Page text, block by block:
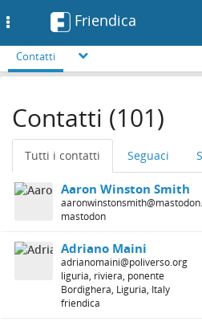
Friendica
Contatti
Contatti (101)
Tutti i contatti Seguaci
Aaron Winston Smith
mastodon
Adriano Maini
adrianomaini@poliverso.org
liguria, riviera, ponente
Bordighera, Liguria, Italy
friendica